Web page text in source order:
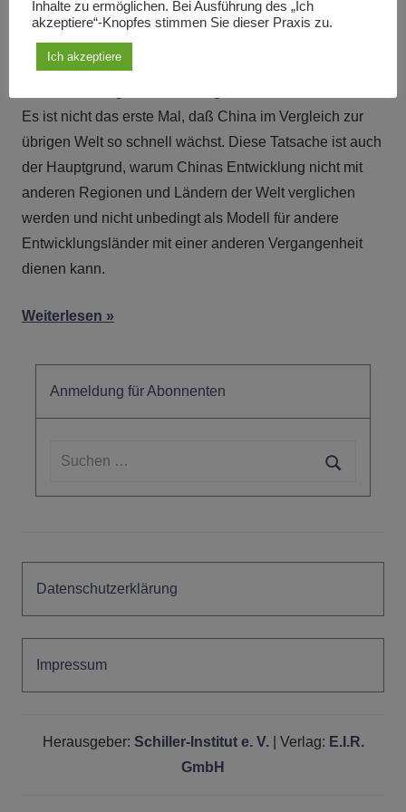
industrialisierten Nationen gelangen und in vielen
Fällen diese sogar übertreffen konnte. Ein Blick auf
Chinas Technik-, Volkswirtschafts- und
Es ist nicht das erste Mal, daß China im Vergleich zur
übrigen Welt so schnell wächst. Diese Tatsache ist auch
der Hauptgrund, warum Chinas Entwicklung nicht mit
anderen Regionen und Ländern der Welt verglichen
werden und nicht unbedingt als Modell für andere
Entwicklungsländer mit einer anderen Vergangenheit
dienen kann.
Weiterlesen
Anmeldung für Abonnenten
Suchen
Datenschutzerklärung
Impressum
Herausgeber: Schiller-Institut e. V.| Verlag: E.I.R.
GmbH
Inhalte zu ermöglichen. Bei Ausführung des „Ich
akzeptiere“-Knopfes stimmen Sie dieser Praxis zu.
Ich akzeptiere